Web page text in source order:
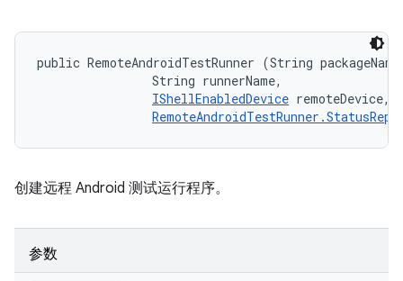
public RemoteAndroidTestRunner (String
                String runnerName,
IShellEnabledDevice remoteDevice,
创建远程 Android 测试运行程序。
参数